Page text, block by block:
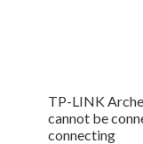
TP-LINK
cannot be
connecting